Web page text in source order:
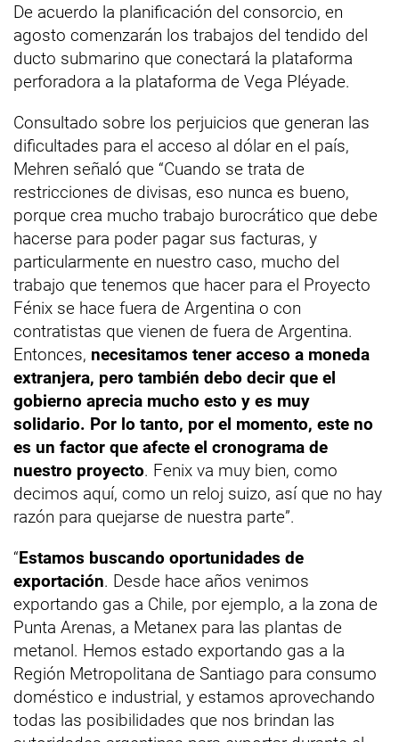
De acuerdo la planificación del consorcio, en
agosto comenzarán los trabajos del tendido del
ducto submarino que conectará la plataforma
perforadora a la plataforma de Vega Pléyade.
Consultado sobre los perjuicios que generan las
dificultades para el acceso al dólar en el país,
Mehren señaló que “Cuando se trata de
restricciones de divisas, eso nunca es bueno,
porque crea mucho trabajo burocrático que debe
hacerse para poder pagar sus facturas, y
particularmente en nuestro caso, mucho del
trabajo que tenemos que hacer para el Proyecto
Fénix se hace fuera de Argentina o con
contratistas que vienen de fuera de Argentina.
Entonces, necesitamos tener acceso a moneda
extranjera, pero también debo decir que el
gobierno aprecia mucho esto y es muy
solidario. Por lo tanto, por el momento, este no
es un factor que afecte el cronograma de
nuestro proyecto. Fenix va muy bien, como
decimos aquí, como un reloj suizo, así que no hay
razón para quejarse de nuestra parte”.
“Estamos buscando oportunidades de
exportación. Desde hace años venimos
exportando gas a Chile, por ejemplo, a la zona de
Punta Arenas, a Metanex para las plantas de
metanol. Hemos estado exportando gas a la
Región Metropolitana de Santiago para consumo
doméstico e industrial, y estamos aprovechando
todas las posibilidades que nos brindan las